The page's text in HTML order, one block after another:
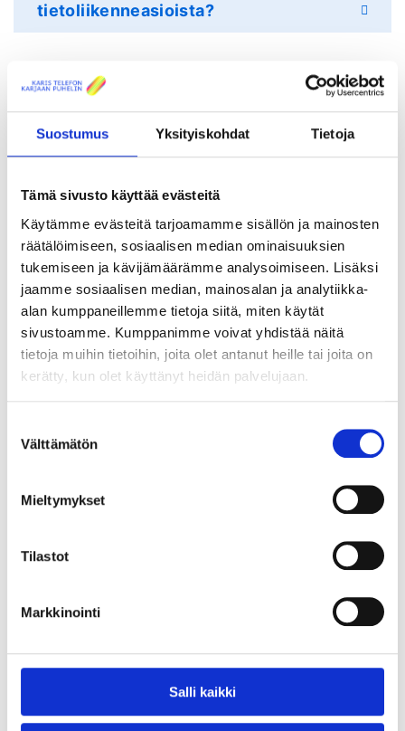
Suostumus Yksityiskohdat Tietoja
Tämä sivusto käyttää evästeitä
Käytämme evästeitä tarjoamamme sisällön ja mainosten
räätälöimiseen, sosiaalisen median ominaisuuksien
tukemiseen ja kävijämäärämme analysoimiseen. Lisäksi
jaamme sosiaalisen median, mainosalan ja analytiikka-
alan kumppaneillemme tietoja siitä, miten käytät
sivustoamme. Kumppanimme voivat yhdistää näitä
tietoja muihin tietoihin, joita olet antanut heille tai joita on
kerätty, kun olet käyttänyt heidän palvelujaan.
valinta
Välttämätön
Mieltymykset
Tilastot
Markkinointi
Salli kaikki
tietoliikenneasioista?